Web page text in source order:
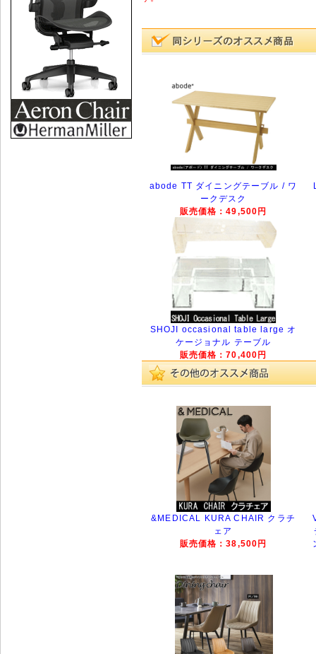
abode TT ダイニングテーブル / ワ
ークデスク
販売価格：49,500円
SHOJI occasional table large オ
ケージョナル テーブル
販売価格：70,400円
&MEDICAL KURA CHAIR クラチ
ェア
販売価格：38,500円